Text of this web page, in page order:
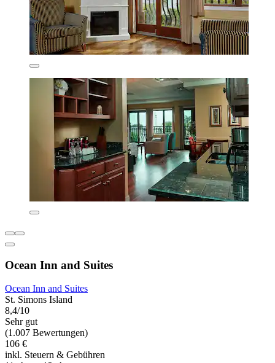
Ocean Inn and Suites
Ocean Inn and Suites
St. Simons Island
8,4/10
Sehr gut
(1.007 Bewertungen)
106 €
inkl. Steuern & Gebühren